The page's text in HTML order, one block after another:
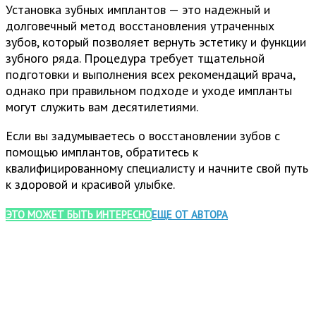
Установка зубных имплантов — это надежный и
долговечный метод восстановления утраченных
зубов, который позволяет вернуть эстетику и функции
зубного ряда. Процедура требует тщательной
подготовки и выполнения всех рекомендаций врача,
однако при правильном подходе и уходе импланты
могут служить вам десятилетиями.
Если вы задумываетесь о восстановлении зубов с
помощью имплантов, обратитесь к
квалифицированному специалисту и начните свой путь
к здоровой и красивой улыбке.
ЭТО МОЖЕТ БЫТЬ ИНТЕРЕСНОЕЩЕ ОТ АВТОРА